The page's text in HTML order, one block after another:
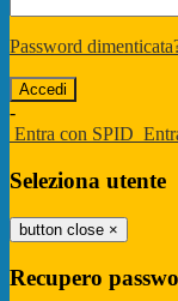
Password
-
Entra con SPID
Seleziona utente
button close ×
Recupero